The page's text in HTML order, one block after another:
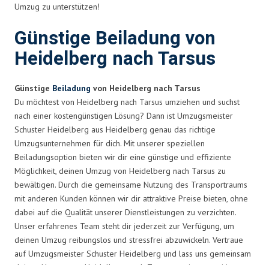
Umzug zu unterstützen!
Günstige Beiladung von
Heidelberg nach Tarsus
Günstige Beiladung von Heidelberg nach Tarsus
Du möchtest von Heidelberg nach Tarsus umziehen und suchst
nach einer kostengünstigen Lösung? Dann ist Umzugsmeister
Schuster Heidelberg aus Heidelberg genau das richtige
Umzugsunternehmen für dich. Mit unserer speziellen
Beiladungsoption bieten wir dir eine günstige und effiziente
Möglichkeit, deinen Umzug von Heidelberg nach Tarsus zu
bewältigen. Durch die gemeinsame Nutzung des Transportraums
mit anderen Kunden können wir dir attraktive Preise bieten, ohne
dabei auf die Qualität unserer Dienstleistungen zu verzichten.
Unser erfahrenes Team steht dir jederzeit zur Verfügung, um
deinen Umzug reibungslos und stressfrei abzuwickeln. Vertraue
auf Umzugsmeister Schuster Heidelberg und lass uns gemeinsam